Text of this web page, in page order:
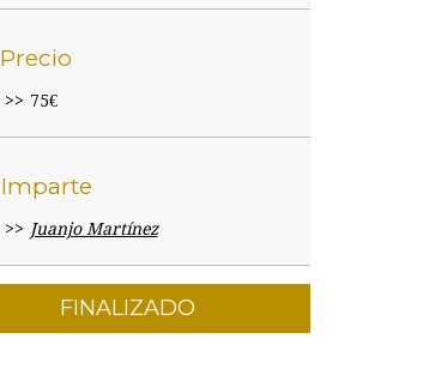
Precio
75€
Imparte
Juanjo Martínez
FINALIZADO